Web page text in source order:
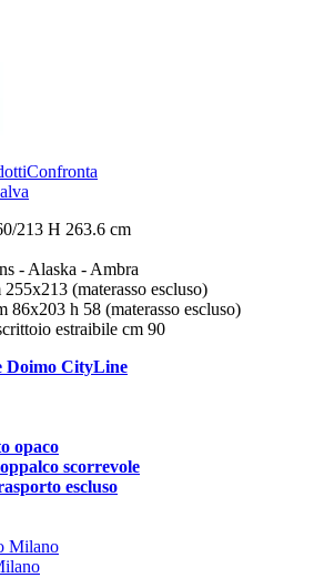
Confronta
213 H 263.6 cm
- Alaska - Ambra
(materasso escluso)
86x203 h 58 (materasso escluso)
estraibile cm 90
Doimo CityLine
opaco
scorrevole
escluso
Milano